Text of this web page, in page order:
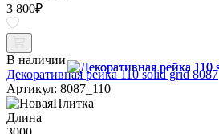
3 800₽
В наличии
Декоративная рейка 110 solid grid 8087
Артикул: 8087_110
Длина